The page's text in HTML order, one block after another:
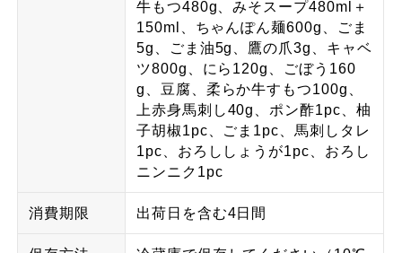
牛もつ480g、みそスープ480ml＋
150ml、ちゃんぽん麺600g、ごま
5g、ごま油5g、鷹の爪3g、キャベ
ツ800g、にら120g、ごぼう160
g、豆腐、柔らか牛すもつ100g、
上赤身馬刺し40g、ポン酢1pc、柚
子胡椒1pc、ごま1pc、馬刺しタレ
1pc、おろししょうが1pc、おろし
ニンニク1pc
消費期限 出荷日を含む4日間